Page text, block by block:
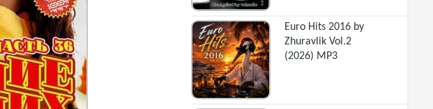
Euro Hits 2016 by
Zhuravlik Vol.2
(2026) MP3